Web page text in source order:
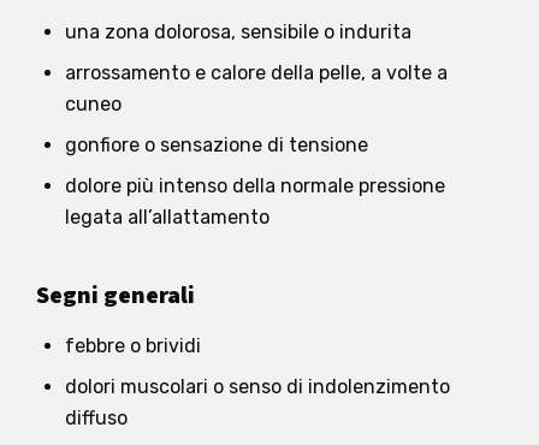
una zona dolorosa, sensibile o indurita
arrossamento e calore della pelle, a volte a
cuneo
gonfiore o sensazione di tensione
dolore più intenso della normale pressione
legata all’allattamento
Segni generali
febbre o brividi
dolori muscolari o senso di indolenzimento
diffuso